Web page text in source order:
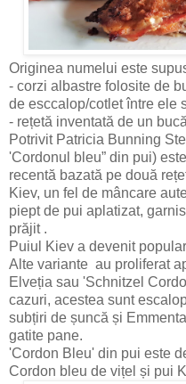
Originea numelui este
- corzi albastre folosite de
de esccalop/cotlet între ele
- rețetă inventată de un
Potrivit Patricia Bunning
'Cordonul bleu” din pui)
recentă bazată pe două
Kiev, un fel de mâncare
piept de pui aplatizat,
prăjit .
Puiul Kiev a devenit
Alte variante au proliferat
Elveția sau 'Schnitzel
cazuri, acestea sunt
subțiri de șuncă și
gatite pane.
'Cordon Bleu' din pui este
Cordon bleu de vițel și pui